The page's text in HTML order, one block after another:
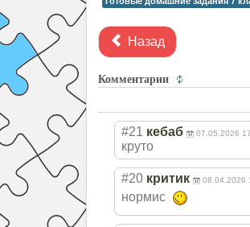
Назад
Комментарии
#21 кебаб 07.05.2026
круто
#20 критик 08.04.2026
нормис